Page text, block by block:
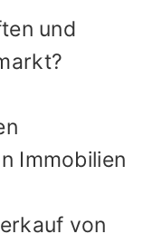
und
Immobilien
von